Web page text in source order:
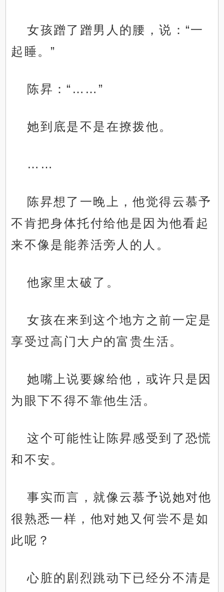
女孩蹭了蹭男人的腰，说：“一
起睡。”
陈昇：“……”
她到底是不是在撩拨他。
……
陈昇想了一晚上，他觉得云慕予
不肯把身体托付给他是因为他看起
来不像是能养活旁人的人。
他家里太破了。
女孩在来到这个地方之前一定是
享受过高门大户的富贵生活。
她嘴上说要嫁给他，或许只是因
为眼下不得不靠他生活。
这个可能性让陈昇感受到了恐慌
和不安。
事实而言，就像云慕予说她对他
很熟悉一样，他对她又何尝不是如
此呢？
心脏的剧烈跳动下已经分不清是